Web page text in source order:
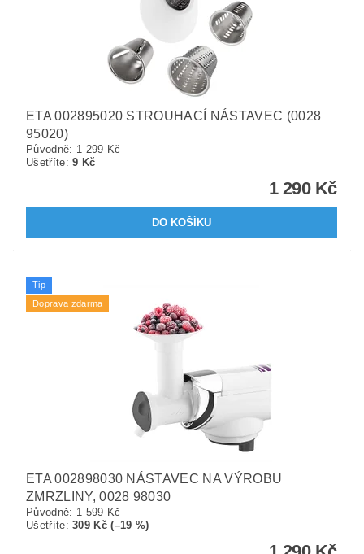
ETA 002895020 STROUHACÍ NÁSTAVEC (0028
95020)
Původně: 1 299 Kč
Ušetříte:9 Kč
1 290 Kč
Tip
Doprava zdarma
ETA 002898030 NÁSTAVEC NA VÝROBU
ZMRZLINY, 0028 98030
Původně: 1 599 Kč
Ušetříte:309 Kč (–19 %)